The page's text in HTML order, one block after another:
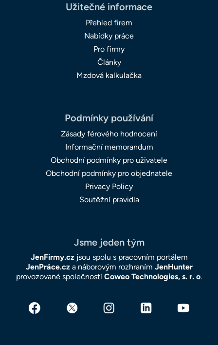
Užitečné informace
Přehled firem
Nabídky práce
Pro firmy
Články
Mzdová kalkulačka
Podmínky používání
Zásady férového hodnocení
Informační memorandum
Obchodní podmínky pro uživatele
Obchodní podmínky pro objednatele
Privacy Policy
Soutěžní pravidla
Jsme jeden tým
JenFirmy.czjsou spolu s pracovním portálem
JenPráce.cza náborovým rozhraním JenHunter
provozované společností Coweo Technologies, s. r. o.